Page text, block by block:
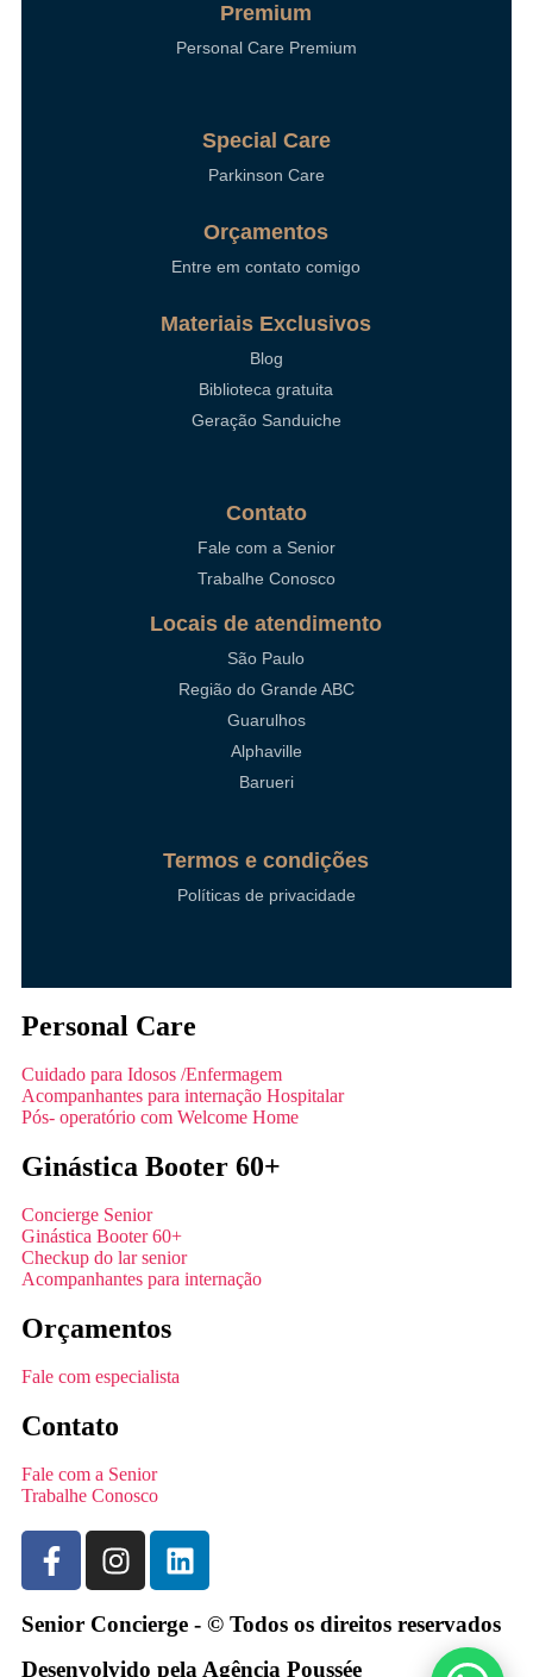
Premium
Personal Care Premium
Special Care
Parkinson Care
Orçamentos
Entre em contato comigo
Materiais Exclusivos
Blog
Biblioteca gratuita
Geração Sanduiche
Contato
Fale com a Senior
Trabalhe Conosco
Locais de atendimento
São Paulo
Região do Grande ABC
Guarulhos
Alphaville
Barueri
Termos e condições
Políticas de privacidade
Personal Care
Cuidado para Idosos /Enfermagem
Acompanhantes para internação Hospitalar
Pós- operatório com Welcome Home
Ginástica Booter 60+
Concierge Senior
Ginástica Booter 60+
Checkup do lar senior
Acompanhantes para internação
Orçamentos
Fale com especialista
Contato
Fale com a Senior
Trabalhe Conosco
Senior Concierge - © Todos os direitos reservados
Desenvolvido pela Agência Poussée